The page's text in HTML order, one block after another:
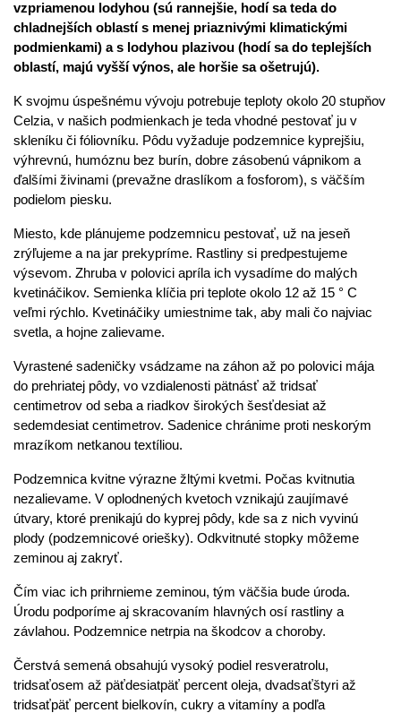
vzpriamenou lodyhou (sú rannejšie, hodí sa teda do
chladnejších oblastí s menej priaznivými klimatickými
podmienkami) a s lodyhou plazivou (hodí sa do teplejších
oblastí, majú vyšší výnos, ale horšie sa ošetrujú).
K svojmu úspešnému vývoju potrebuje teploty okolo 20 stupňov
Celzia, v našich podmienkach je teda vhodné pestovať ju v
skleníku či fóliovníku. Pôdu vyžaduje podzemnice kyprejšiu,
výhrevnú, humóznu bez burín, dobre zásobenú vápnikom a
ďalšími živinami (prevažne draslíkom a fosforom), s väčším
podielom piesku.
Miesto, kde plánujeme podzemnicu pestovať, už na jeseň
zrýľujeme a na jar prekypríme. Rastliny si predpestujeme
výsevom. Zhruba v polovici apríla ich vysadíme do malých
kvetináčikov. Semienka klíčia pri teplote okolo 12 až 15 ° C
veľmi rýchlo. Kvetináčiky umiestnime tak, aby mali čo najviac
svetla, a hojne zalievame.
Vyrastené sadeničky vsádzame na záhon až po polovici mája
do prehriatej pôdy, vo vzdialenosti pätnásť až tridsať
centimetrov od seba a riadkov širokých šesťdesiat až
sedemdesiat centimetrov. Sadenice chránime proti neskorým
mrazíkom netkanou textíliou.
Podzemnica kvitne výrazne žltými kvetmi. Počas kvitnutia
nezalievame. V oplodnených kvetoch vznikajú zaujímavé
útvary, ktoré prenikajú do kyprej pôdy, kde sa z nich vyvinú
plody (podzemnicové oriešky). Odkvitnuté stopky môžeme
zeminou aj zakryť.
Čím viac ich prihrnieme zeminou, tým väčšia bude úroda.
Úrodu podporíme aj skracovaním hlavných osí rastliny a
závlahou. Podzemnice netrpia na škodcov a choroby.
Čerstvá semená obsahujú vysoký podiel resveratrolu,
tridsaťosem až päťdesiatpäť percent oleja, dvadsaťštyri až
tridsaťpäť percent bielkovín, cukry a vitamíny a podľa